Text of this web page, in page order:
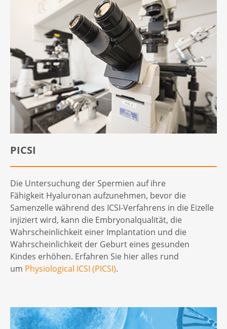
PICSI
Die Untersuchung der Spermien auf ihre
Fähigkeit Hyaluronan aufzunehmen, bevor die
Samenzelle während des ICSI-Verfahrens in die Eizelle
injiziert wird, kann die Embryonalqualität, die
Wahrscheinlichkeit einer Implantation und die
Wahrscheinlichkeit der Geburt eines gesunden
Kindes erhöhen. Erfahren Sie hier alles rund
um Physiological ICSI (PICSI).